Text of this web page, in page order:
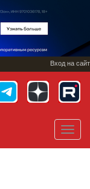
Вход на сайт